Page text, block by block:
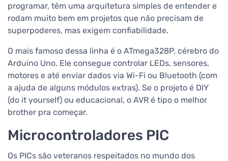
programar, têm uma arquitetura simples de entender e
rodam muito bem em projetos que não precisam de
superpoderes, mas exigem confiabilidade.
O mais famoso dessa linha é o ATmega328P, cérebro do
Arduino Uno. Ele consegue controlar LEDs, sensores,
motores e até enviar dados via Wi-Fi ou Bluetooth (com
a ajuda de alguns módulos extras). Se o projeto é DIY
(do it yourself) ou educacional, o AVR é tipo o melhor
brother pra começar.
Microcontroladores PIC
Os PICs são veteranos respeitados no mundo dos